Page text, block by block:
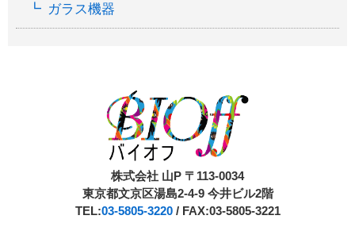
ガラス機器
株式会社 山P 〒113-0034
東京都文京区湯島2-4-9 今井ビル2階
TEL:03-5805-3220/ FAX:03-5805-3221